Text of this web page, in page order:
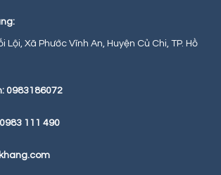
Lội, Xã Phước Vĩnh An, Huyện Củ Chi, TP. Hồ
0983186072
111 490